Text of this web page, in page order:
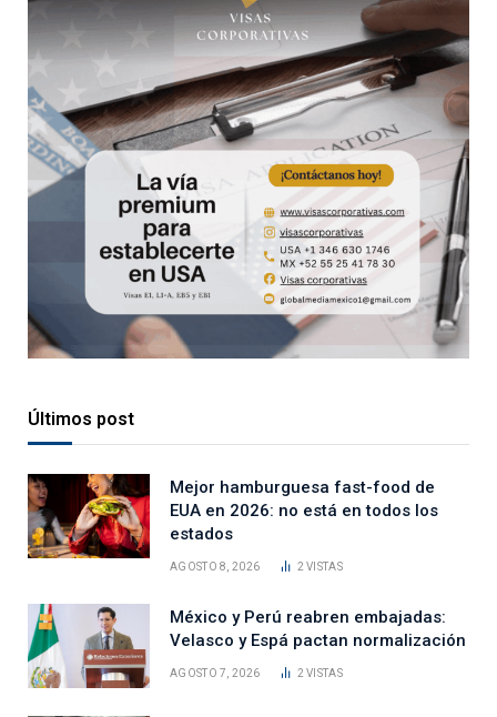
Últimos post
Mejor hamburguesa fast-food de
EUA en 2026: no está en todos los
estados
AGOSTO 8, 2026 2VISTAS
México y Perú reabren embajadas:
Velasco y Espá pactan normalización
AGOSTO 7, 2026 2VISTAS